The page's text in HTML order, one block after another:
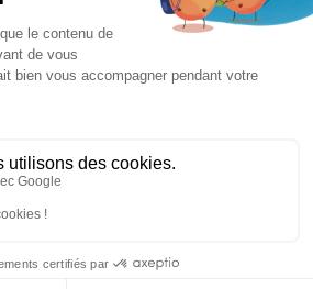
Mentions légales
générales de ventes
de signalement